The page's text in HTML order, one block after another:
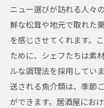
ニュー選びが訪れる人々
鮮な松茸や地元で取れた
を感じさせてくれます。
ために、シェフたちは素
ルな調理法を採用してい
送される魚介類は、季節
ができます。居酒屋にお